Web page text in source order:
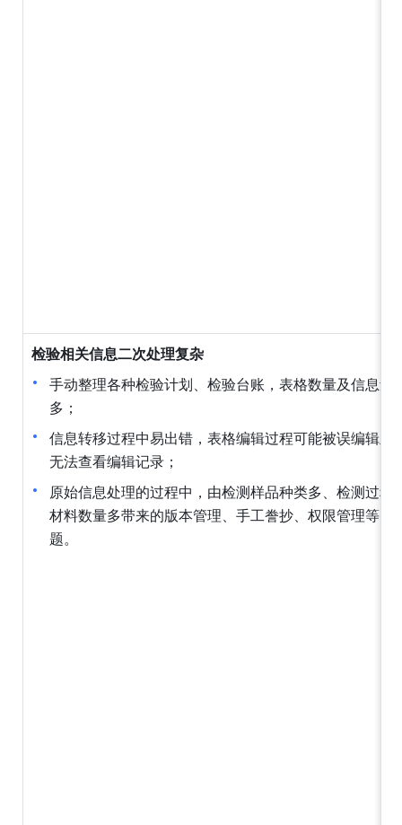
检验相关信息二次处理复杂
手动整理各种检验计划、检验台账，表格数量及信息量
多；
信息转移过程中易出错，表格编辑过程可能被误编辑且
无法查看编辑记录；
原始信息处理的过程中，由检测样品种类多、检测过程
材料数量多带来的版本管理、手工誊抄、权限管理等问
题。